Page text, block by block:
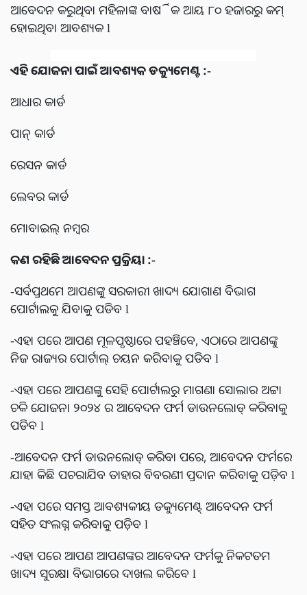
ଆବେଦନ କରୁଥିବା ମହିଳାଙ୍କ ବାର୍ଷିକ ଆୟ ୮୦ ହଜାରରୁ କମ୍
ହୋଇଥିବା ଆବଶ୍ୟକ l
ଏହି ଯୋଜନା ପାଇଁ ଆବଶ୍ୟକ ଡକ୍ୟୁମେଣ୍ଟ :-
ଆଧାର କାର୍ଡ
ପାନ୍ କାର୍ଡ
ରେସନ କାର୍ଡ
ଲେବର କାର୍ଡ
ମୋବାଇଲ୍ ନମ୍ବର
କଣ ରହିଛି ଆବେଦନ ପ୍ରକ୍ରିୟା :-
-ସର୍ବପ୍ରଥମେ ଆପଣଙ୍କୁ ସରକାରୀ ଖାଦ୍ୟ ଯୋଗାଣ ବିଭାଗ
ପୋର୍ଟାଲକୁ ଯିବାକୁ ପଡିବ l
-ଏହା ପରେ ଆପଣ ମୂଳପୃଷ୍ଠାରେ ପହଞ୍ଚିବେ, ଏଠାରେ ଆପଣଙ୍କୁ
ନିଜ ରାଜ୍ୟର ପୋର୍ଟାଲ୍ ଚୟନ କରିବାକୁ ପଡିବ l
-ଏହା ପରେ ଆପଣଙ୍କୁ ସେହି ପୋର୍ଟାଲରୁ ମାଗଣା ସୋଲାର ଅଟ୍ଟା
ଚକି ଯୋଜନା ୨୦୨୪ ର ଆବେଦନ ଫର୍ମ ଡାଉନଲୋଡ୍ କରିବାକୁ
ପଡିବ l
-ଆବେଦନ ଫର୍ମ ଡାଉନଲୋଡ୍ କରିବା ପରେ, ଆବେଦନ ଫର୍ମରେ
ଯାହା କିଛି ପଚରାଯିବ ତାହାର ବିବରଣୀ ପ୍ରଦାନ କରିବାକୁ ପଡ଼ିବ l
-ଏହା ପରେ ସମସ୍ତ ଆବଶ୍ୟକୀୟ ଡକ୍ୟୁମେଣ୍ଟ୍ ଆବେଦନ ଫର୍ମ
ସହିତ ସଂଲଗ୍ନ କରିବାକୁ ପଡ଼ିବ l
-ଏହା ପରେ ଆପଣ ଆପଣଙ୍କର ଆବେଦନ ଫର୍ମକୁ ନିକଟତମ
ଖାଦ୍ୟ ସୁରକ୍ଷା ବିଭାଗରେ ଦାଖଲ କରିବେ l